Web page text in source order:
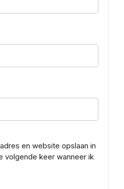
en website opslaan in
volgende keer wanneer ik